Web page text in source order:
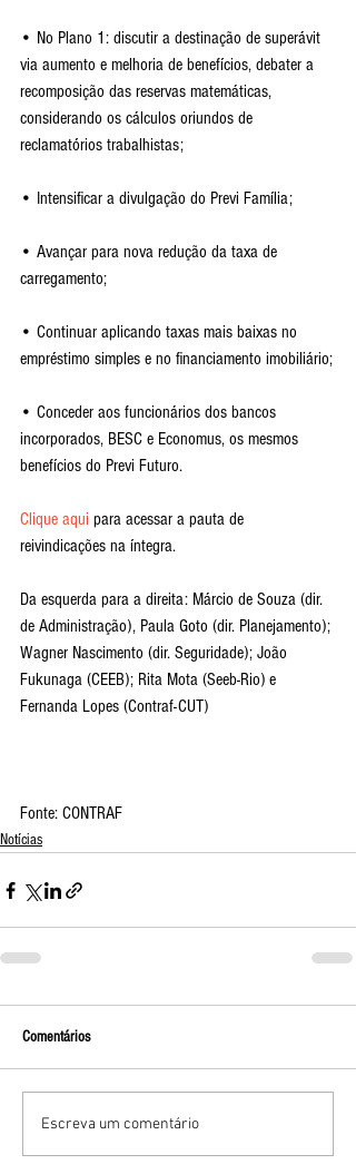
• No Plano 1: discutir a destinação de superávit
via aumento e melhoria de benefícios, debater a
recomposição das reservas matemáticas,
considerando os cálculos oriundos de
reclamatórios trabalhistas;
• Intensificar a divulgação do Previ Família;
• Avançar para nova redução da taxa de
carregamento;
• Continuar aplicando taxas mais baixas no
empréstimo simples e no financiamento imobiliário;
• Conceder aos funcionários dos bancos
incorporados, BESC e Economus, os mesmos
benefícios do Previ Futuro.
Clique aqui para acessar a pauta de
reivindicações na íntegra.
Da esquerda para a direita: Márcio de Souza (dir.
de Administração), Paula Goto (dir. Planejamento);
Wagner Nascimento (dir. Seguridade); João
Fukunaga (CEEB); Rita Mota (Seeb-Rio) e
Fernanda Lopes (Contraf-CUT)
Fonte: CONTRAF
Notícias
Comentários
Escreva um comentário